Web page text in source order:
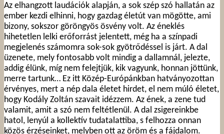
Az elhangzott laudációk alapján, a sok szép szó hallatán az
ember kezdi elhinni, hogy gazdag életút van mögötte, ami
bizony, sokszor göröngyös ösvény volt. Az éneklés
hihetetlen lelki erőforrást jelentett, még ha a színpadi
megjelenés számomra sok-sok gyötrődéssel is járt. A dal
üzenete, mely fontosabb volt mindig a dallamnál, jelezte,
addig élünk, míg nem felejtjük, kik vagyunk, honnan jöttünk,
merre tartunk… Ez itt Közép-Európánkban hatványozottan
érvényes, mert a nép dala életet hirdet, el nem múló életet,
hogy Kodály Zoltán szavait idézzem. Az ének, a zene tud
valamit, amit a szó nem feltétlenül. A dal zsigereinkbe
hatol, lenyúl a kollektív tudatalattiba, s felhozza onnan
közös érzéseinket, melyben ott az öröm és a fájdalom.